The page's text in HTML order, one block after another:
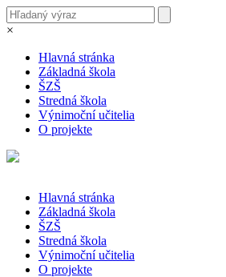
×
Hlavná stránka
Základná škola
ŠZŠ
Stredná škola
Výnimoční učitelia
O projekte
Hlavná stránka
Základná škola
ŠZŠ
Stredná škola
Výnimoční učitelia
O projekte